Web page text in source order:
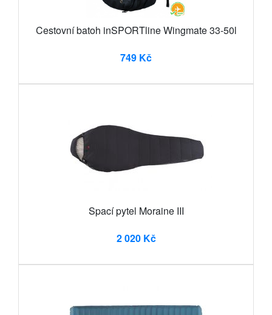
Cestovní batoh inSPORTline Wingmate 33-50l
749 Kč
Spací pytel Moraine III
2 020 Kč